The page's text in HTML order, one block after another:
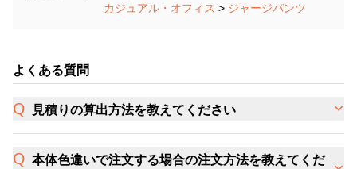
カジュアル・オフィス > ジャージパンツ
よくある質問
見積りの算出方法を教えてください
本体色違いで注文する場合の注文方法を教えてくだ